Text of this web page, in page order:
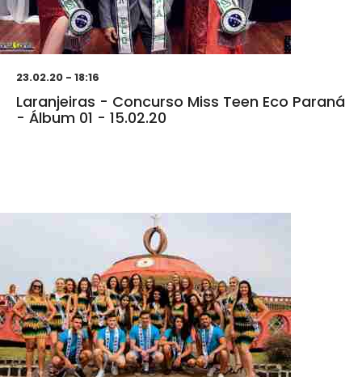
23.02.20 - 18:16
Laranjeiras - Concurso Miss Teen Eco Paraná
- Álbum 01 - 15.02.20